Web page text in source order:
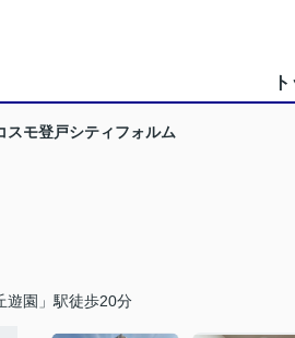
スモ登戸シティフォルム
遊園」駅徒歩20分